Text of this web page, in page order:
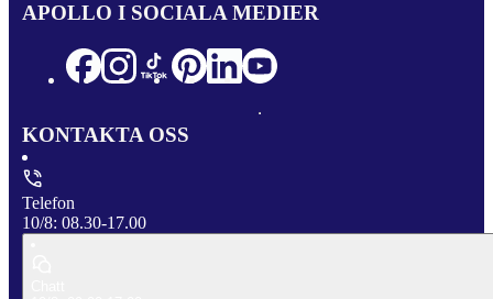
APOLLO I SOCIALA MEDIER
KONTAKTA OSS
Telefon
10/8: 08.30-17.00